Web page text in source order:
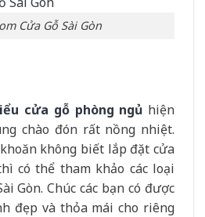
Cửa Gỗ Sài Gòn
cửa gỗ phòng ngủ hiện
chào đón rất nồng nhiệt.
không biết lắp đặt cửa
có thể tham khảo các loại
Gòn. Chúc các bạn có được
đẹp và thỏa mái cho riêng